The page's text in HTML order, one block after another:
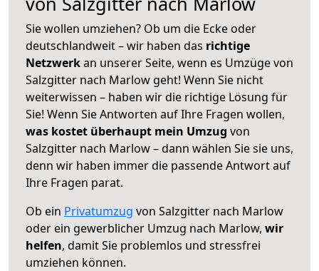
Sie wollen umziehen? Ob um die Ecke oder
deutschlandweit – wir haben das richtige
Netzwerkan unserer Seite, wenn es Umzüge von
Salzgitter nach Marlow geht! Wenn Sie nicht
weiterwissen – haben wir die richtige Lösung für
Sie! Wenn Sie Antworten auf Ihre Fragen wollen,
was kostet überhaupt mein Umzug von
Salzgitter nach Marlow – dann wählen Sie sie uns,
denn wir haben immer die passende Antwort auf
Ihre Fragen parat.
Ob ein Privatumzug von Salzgitter nach Marlow
oder ein gewerblicher Umzug nach Marlow, wir
helfen, damit Sie problemlos und stressfrei
umziehen können.